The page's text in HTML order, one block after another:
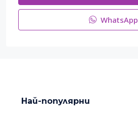
WhatsApp
Най-популярни